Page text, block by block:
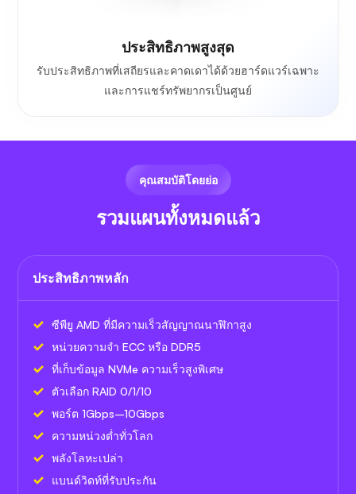
ประสิทธิภาพสูงสุด
รับประสิทธิภาพที่เสถียรและคาดเดาได้ด้วยฮาร์ดแวร์เฉพาะ
และการแชร์ทรัพยากรเป็นศูนย์
คุณสมบัติโดยย่อ
รวมแผนทั้งหมดแล้ว
ประสิทธิภาพหลัก
ซีพียู AMD ที่มีความเร็วสัญญาณนาฬิกาสูง
หน่วยความจำ ECC หรือ DDR5
ที่เก็บข้อมูล NVMe ความเร็วสูงพิเศษ
ตัวเลือก RAID 0/1/10
พอร์ต 1Gbps–10Gbps
ความหน่วงต่ำทั่วโลก
พลังโลหะเปล่า
แบนด์วิดท์ที่รับประกัน